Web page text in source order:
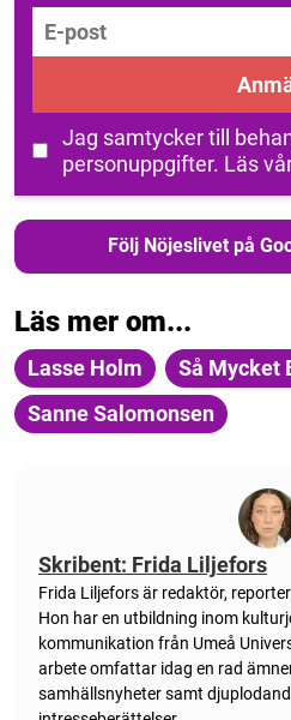
E-post
Jag samtycker till
personuppgifter. Läs
Följ Nöjeslivet på
Läs mer om...
Lasse Holm
Så Mycket
Sanne Salomonsen
Skribent: Frida Liljefors
Frida Liljefors är redaktör,
Hon har en utbildning inom
kommunikation från Umeå
arbete omfattar idag en rad
samhällsnyheter samt